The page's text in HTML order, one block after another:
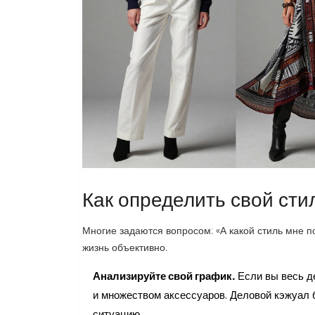
Как определить свой
Многие задаются вопросом: «А какой стиль мне
жизнь объективно.
Анализируйте свой график. Если вы весь
и множеством аксессуаров. Деловой